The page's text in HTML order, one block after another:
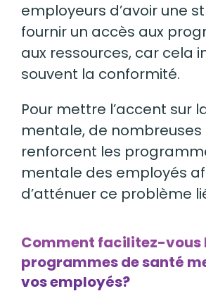
employeurs d’avoir une
fournir un accès aux
aux ressources, car cela
souvent la conformité.
Pour mettre l’accent sur
mentale, de
renforcent les
mentale des employés
d’atténuer ce problème
Comment facilitez-vous
programmes de santé
vos employés?